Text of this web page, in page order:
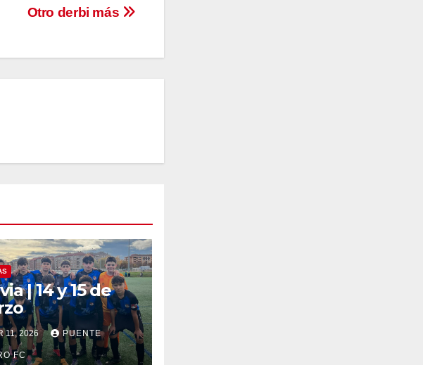
Otro derbi más
| 14 y 15 de
11, 2026 PUENTE
FC